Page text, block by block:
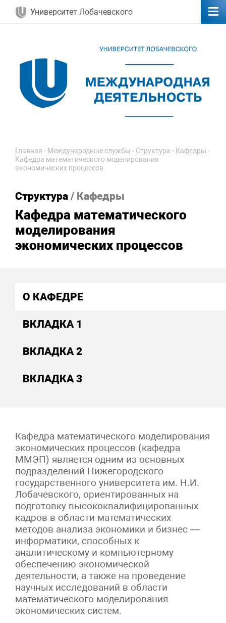
Университет Лобачевского
Главная - Международные службы - Структура - Кафедры -
Кафедра математического моделирования
экономических процессов
Структура / Кафедры
Кафедра математического
моделирования
экономических процессов
О КАФЕДРЕ
ВКЛАДКА 1
ВКЛАДКА 2
ВКЛАДКА 3
Кафедра математического моделирования
экономических процессов (кафедра
ММЭП) является одним из основных
подразделений Нижегородского
государственного университета им. Н.И.
Лобачевского, ориентированных на
подготовку высококвалифицированных
кадров в области математических
методов анализа экономики и бизнес —
информатики, способных к
аналитическому и компьютерному
обеспечению экономической
деятельности, а также на проведение
научных исследований в области
математического моделирования
экономических систем.